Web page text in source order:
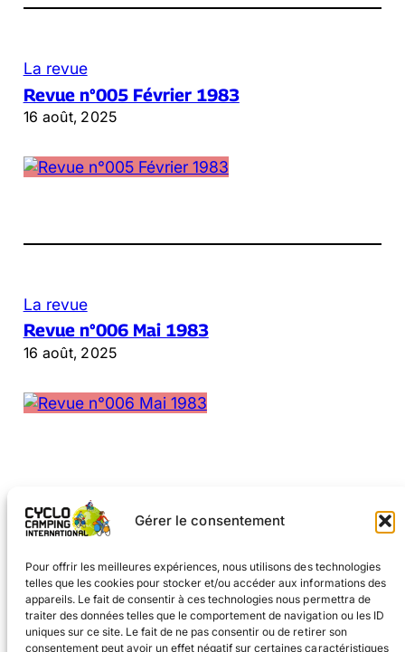
Gérer le consentement
Pour offrir les meilleures expériences, nous utilisons des technologies
telles que les cookies pour stocker et/ou accéder aux informations des
appareils. Le fait de consentir à ces technologies nous permettra de
traiter des données telles que le comportement de navigation ou les ID
uniques sur ce site. Le fait de ne pas consentir ou de retirer son
consentement peut avoir un effet négatif sur certaines caractéristiques
La revue
Revue n°005 Février 1983
16 août, 2025
La revue
Revue n°006 Mai 1983
16 août, 2025
← Page précédente
15
Page suivante
→